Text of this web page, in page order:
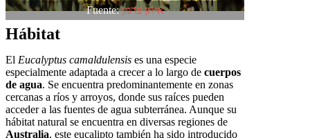
Fuente:איתן פרמן
Hábitat
El Eucalyptus camaldulensis es una especie
especialmente adaptada a crecer a lo largo de cuerpos
de agua. Se encuentra predominantemente en zonas
cercanas a ríos y arroyos, donde sus raíces pueden
acceder a las fuentes de agua subterránea. Aunque su
hábitat natural se encuentra en diversas regiones de
Australia, este eucalipto también ha sido introducido